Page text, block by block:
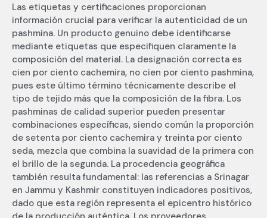
Las etiquetas y certificaciones proporcionan
información crucial para verificar la autenticidad de un
pashmina. Un producto genuino debe identificarse
mediante etiquetas que especifiquen claramente la
composición del material. La designación correcta es
cien por ciento cachemira, no cien por ciento pashmina,
pues este último término técnicamente describe el
tipo de tejido más que la composición de la fibra. Los
pashminas de calidad superior pueden presentar
combinaciones específicas, siendo común la proporción
de setenta por ciento cachemira y treinta por ciento
seda, mezcla que combina la suavidad de la primera con
el brillo de la segunda. La procedencia geográfica
también resulta fundamental: las referencias a Srinagar
en Jammu y Kashmir constituyen indicadores positivos,
dado que esta región representa el epicentro histórico